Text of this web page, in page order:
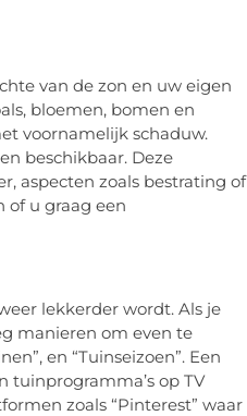
van de zon en uw eigen
bloemen, bomen en
voornamelijk schaduw.
beschikbaar. Deze
aspecten zoals bestrating of
of u graag een
lekkerder wordt. Als je
manieren om even te
en “Tuinseizoen”. Een
op TV
zoals “Pinterest” waar